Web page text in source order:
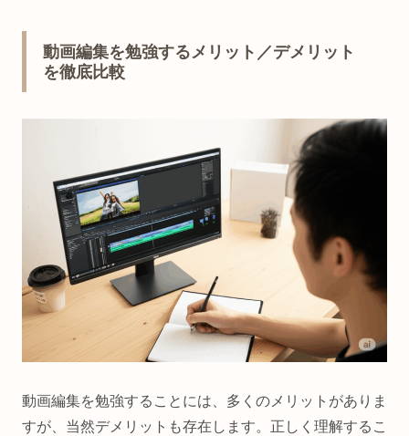
動画編集を勉強するメリット／デメリット
を徹底比較
動画編集を勉強することには、多くのメリットがありま
すが、当然デメリットも存在します。正しく理解するこ